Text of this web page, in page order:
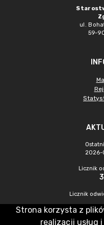
ul.
59-
2026-
Licznik
Licznik
Strona korzysta z
realizacji usług